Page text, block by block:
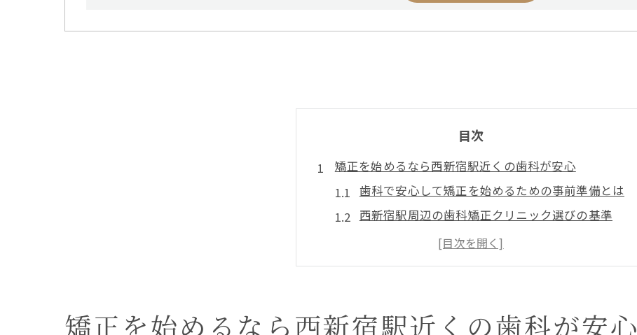
目次
矯正を始めるなら西新宿駅近くの歯科が安心
歯科で安心して矯正を始めるための事前準備とは
西新宿駅周辺の歯科矯正クリニック選びの基準
通いやすい歯科矯正のメリットと特徴を徹底解説
口コミで選ぶ信頼できる歯科の矯正治療ポイント
初めての矯正でも安心な歯科サポート体制を紹介
矯正を始めるなら西新宿駅近くの歯科が安心